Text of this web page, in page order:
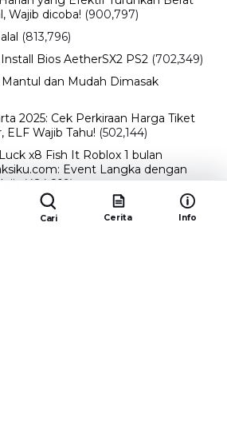
Wajib dicoba! (900,797)
(813,796)
Bios AetherSX2 PS2 (702,349)
dan Mudah Dimasak
2025: Cek Perkiraan Harga Tiket
ELF Wajib Tahu! (502,144)
x8 Fish It Roblox 1 bulan
Event Langka dengan
(424,819)
November 2024, Ada Film
Cari Cerita Info